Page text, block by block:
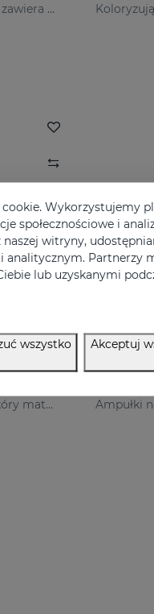
To odżywcze mleczko do ciała zawiera również kompleks antyoksydacyjny i zapewnia natychmiastowy blask dzięki świetlistym pigmentom.
Liposomowy płyn do mycia skóry matowej
Wykorzystujemy
społecznościowe i
witryny,
analitycznym. Partnerzy
lub uzyskanymi
wszystko Akceptuj